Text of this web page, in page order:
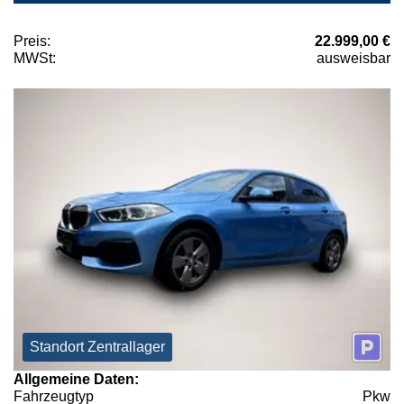
Preis:
22.999,00 €
MWSt:
ausweisbar
Standort Zentrallager
Allgemeine Daten:
Fahrzeugtyp
Pkw